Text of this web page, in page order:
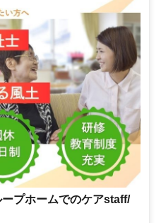
プホームでのケアstaff/